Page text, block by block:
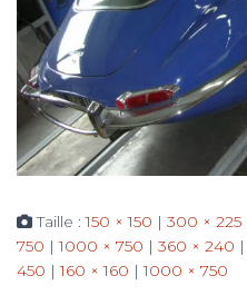
Taille :150 × 150 | 300 × 225
750 | 1000 × 750 | 360 × 240 |
450 | 160 × 160 | 1000 × 750